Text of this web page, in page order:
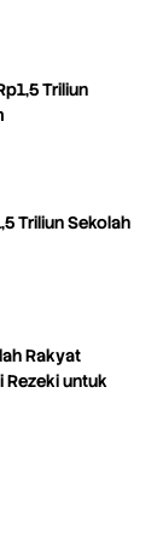
Triliun
Triliun Sekolah
Rakyat
Rezeki untuk